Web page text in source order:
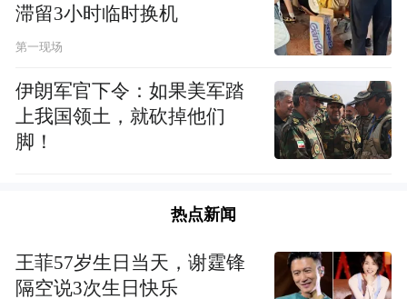
滞留3小时临时换机
第一现场
伊朗军官下令：如果美军踏
上我国领土，就砍掉他们
脚！
热点新闻
王菲57岁生日当天，谢霆锋
隔空说3次生日快乐